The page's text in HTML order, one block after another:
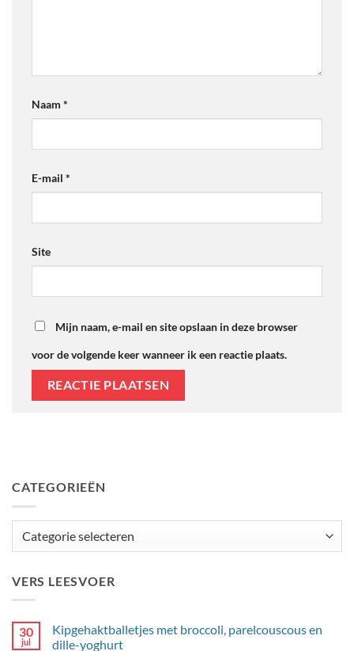
Naam *
E-mail *
Site
Mijn naam, e-mail en site opslaan in deze browser
voor de volgende keer wanneer ik een reactie plaats.
CATEGORIEËN
VERS LEESVOER
30
jul
Kipgehaktballetjes met broccoli, parelcouscous en
dille-yoghurt